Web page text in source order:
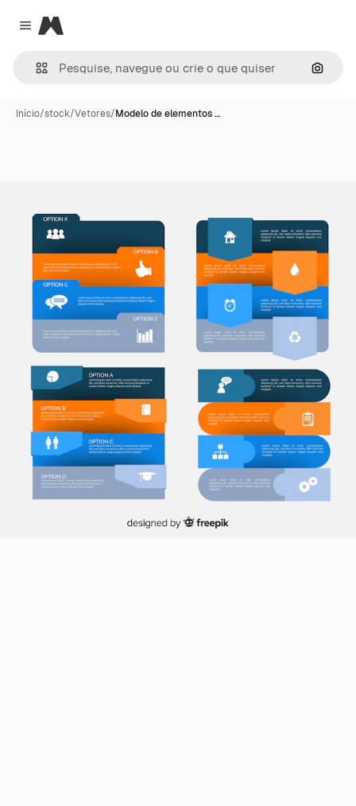
Close menu
Magnific
Início/stock/Vetores/Modelo de elementos …